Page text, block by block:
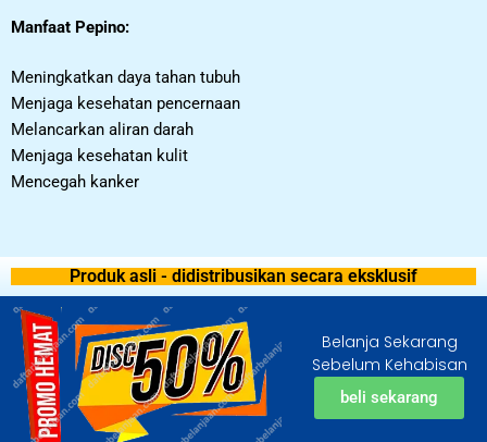
Manfaat Pepino:
Meningkatkan daya tahan tubuh
Menjaga kesehatan pencernaan
Melancarkan aliran darah
Menjaga kesehatan kulit
Mencegah kanker
Produk asli - didistribusikan secara eksklusif
Belanja Sekarang
Sebelum Kehabisan
beli sekarang